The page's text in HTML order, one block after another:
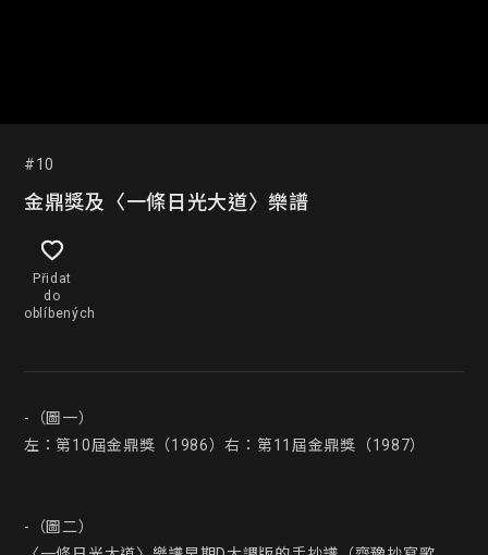
#10
金鼎獎及〈一條日光大道〉樂譜
Přidat
do
oblíbených
-（圖一）
左：第10屆金鼎獎（1986）右：第11屆金鼎獎（1987）
-（圖二）